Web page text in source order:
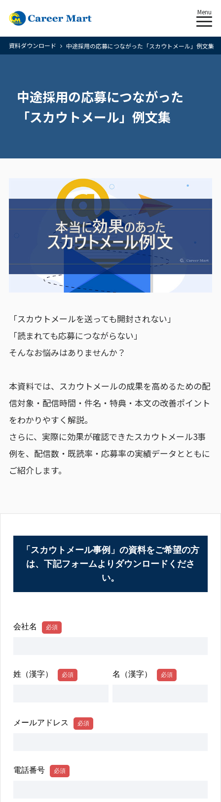
Menu
資料ダウンロード 中途採用の応募につながった「スカウトメール」例文集
中途採用の応募につながった
「スカウトメール」例文集
「スカウトメールを送っても開封されない」
「読まれても応募につながらない」
そんなお悩みはありませんか？
本資料では、スカウトメールの成果を高めるための配
信対象・配信時間・件名・特典・本文の改善ポイント
をわかりやすく解説。
さらに、実際に効果が確認できたスカウトメール3事
例を、配信数・既読率・応募率の実績データとともに
ご紹介します。